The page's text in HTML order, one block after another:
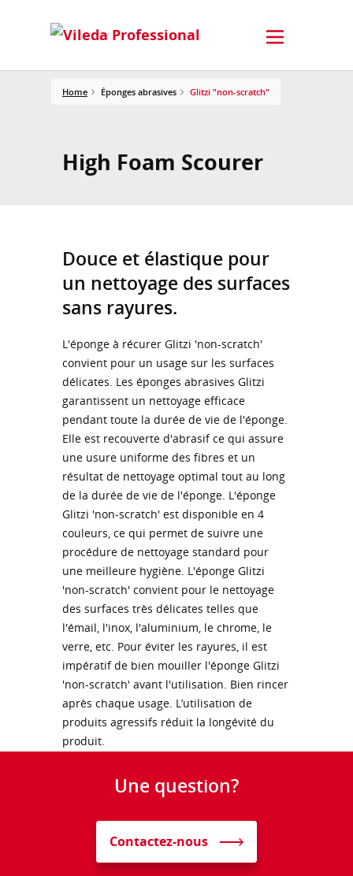
Home Éponges abrasives Glitzi "non-scratch"
High Foam Scourer
Douce et élastique pour
un nettoyage des surfaces
sans rayures.
L'éponge à récurer Glitzi 'non-scratch'
convient pour un usage sur les surfaces
délicates. Les éponges abrasives Glitzi
garantissent un nettoyage efficace
pendant toute la durée de vie de l'éponge.
Elle est recouverte d'abrasif ce qui assure
une usure uniforme des fibres et un
résultat de nettoyage optimal tout au long
de la durée de vie de l'éponge. L'éponge
Glitzi 'non-scratch' est disponible en 4
couleurs, ce qui permet de suivre une
procédure de nettoyage standard pour
une meilleure hygiène. L'éponge Glitzi
'non-scratch' convient pour le nettoyage
des surfaces très délicates telles que
l'émail, l'inox, l'aluminium, le chrome, le
verre, etc. Pour éviter les rayures, il est
impératif de bien mouiller l'éponge Glitzi
'non-scratch' avant l'utilisation. Bien rincer
après chaque usage. L’utilisation de
produits agressifs réduit la longévité du
produit.
Une question?
Contactez-nous